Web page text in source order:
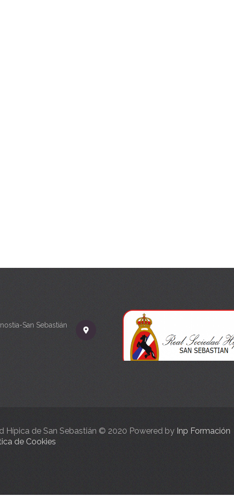
San Sebastián
Hípica de San Sebastián © 2020 Powered by Inp Formación
de Cookies